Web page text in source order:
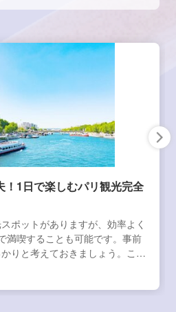
！1日で楽しむパリ観光完全
ポットがありますが、効率よく
満喫することも可能です。事前
りと考えておきましょう。ここ
たパリ旅行のスケジュール案を